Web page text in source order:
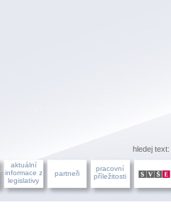
hledej text:
aktuální
informace z
legislativy
partneři
pracovní
příležitosti